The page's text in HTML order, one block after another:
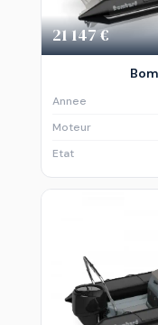
21 147 €
Annee
Moteur
Etat